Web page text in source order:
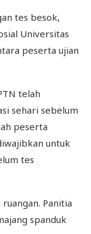
tes besok,
Universitas
peserta ujian
telah
sehari sebelum
peserta
untuk
tes
Panitia
spanduk